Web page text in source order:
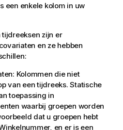
een enkele kolom in uw
zijn er
en ze hebben
Kolommen die niet
van een tijdreeks. Statische
toepassing in
waarbij groepen worden
dat u groepen hebt
en er is een